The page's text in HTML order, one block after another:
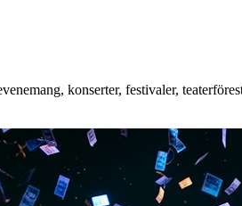
konserter, festivaler,